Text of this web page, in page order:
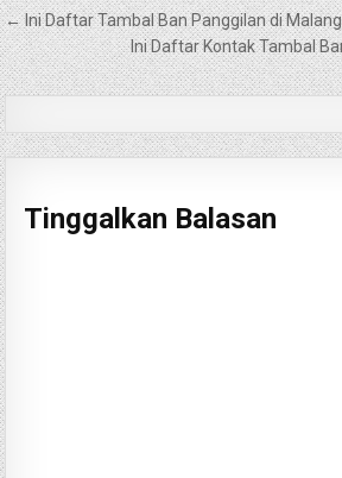
Navigasi
pos
← Ini Daftar Tambal Ban Panggilan di Malang
Ini Daftar Kontak Tambal
Tinggalkan Balasan